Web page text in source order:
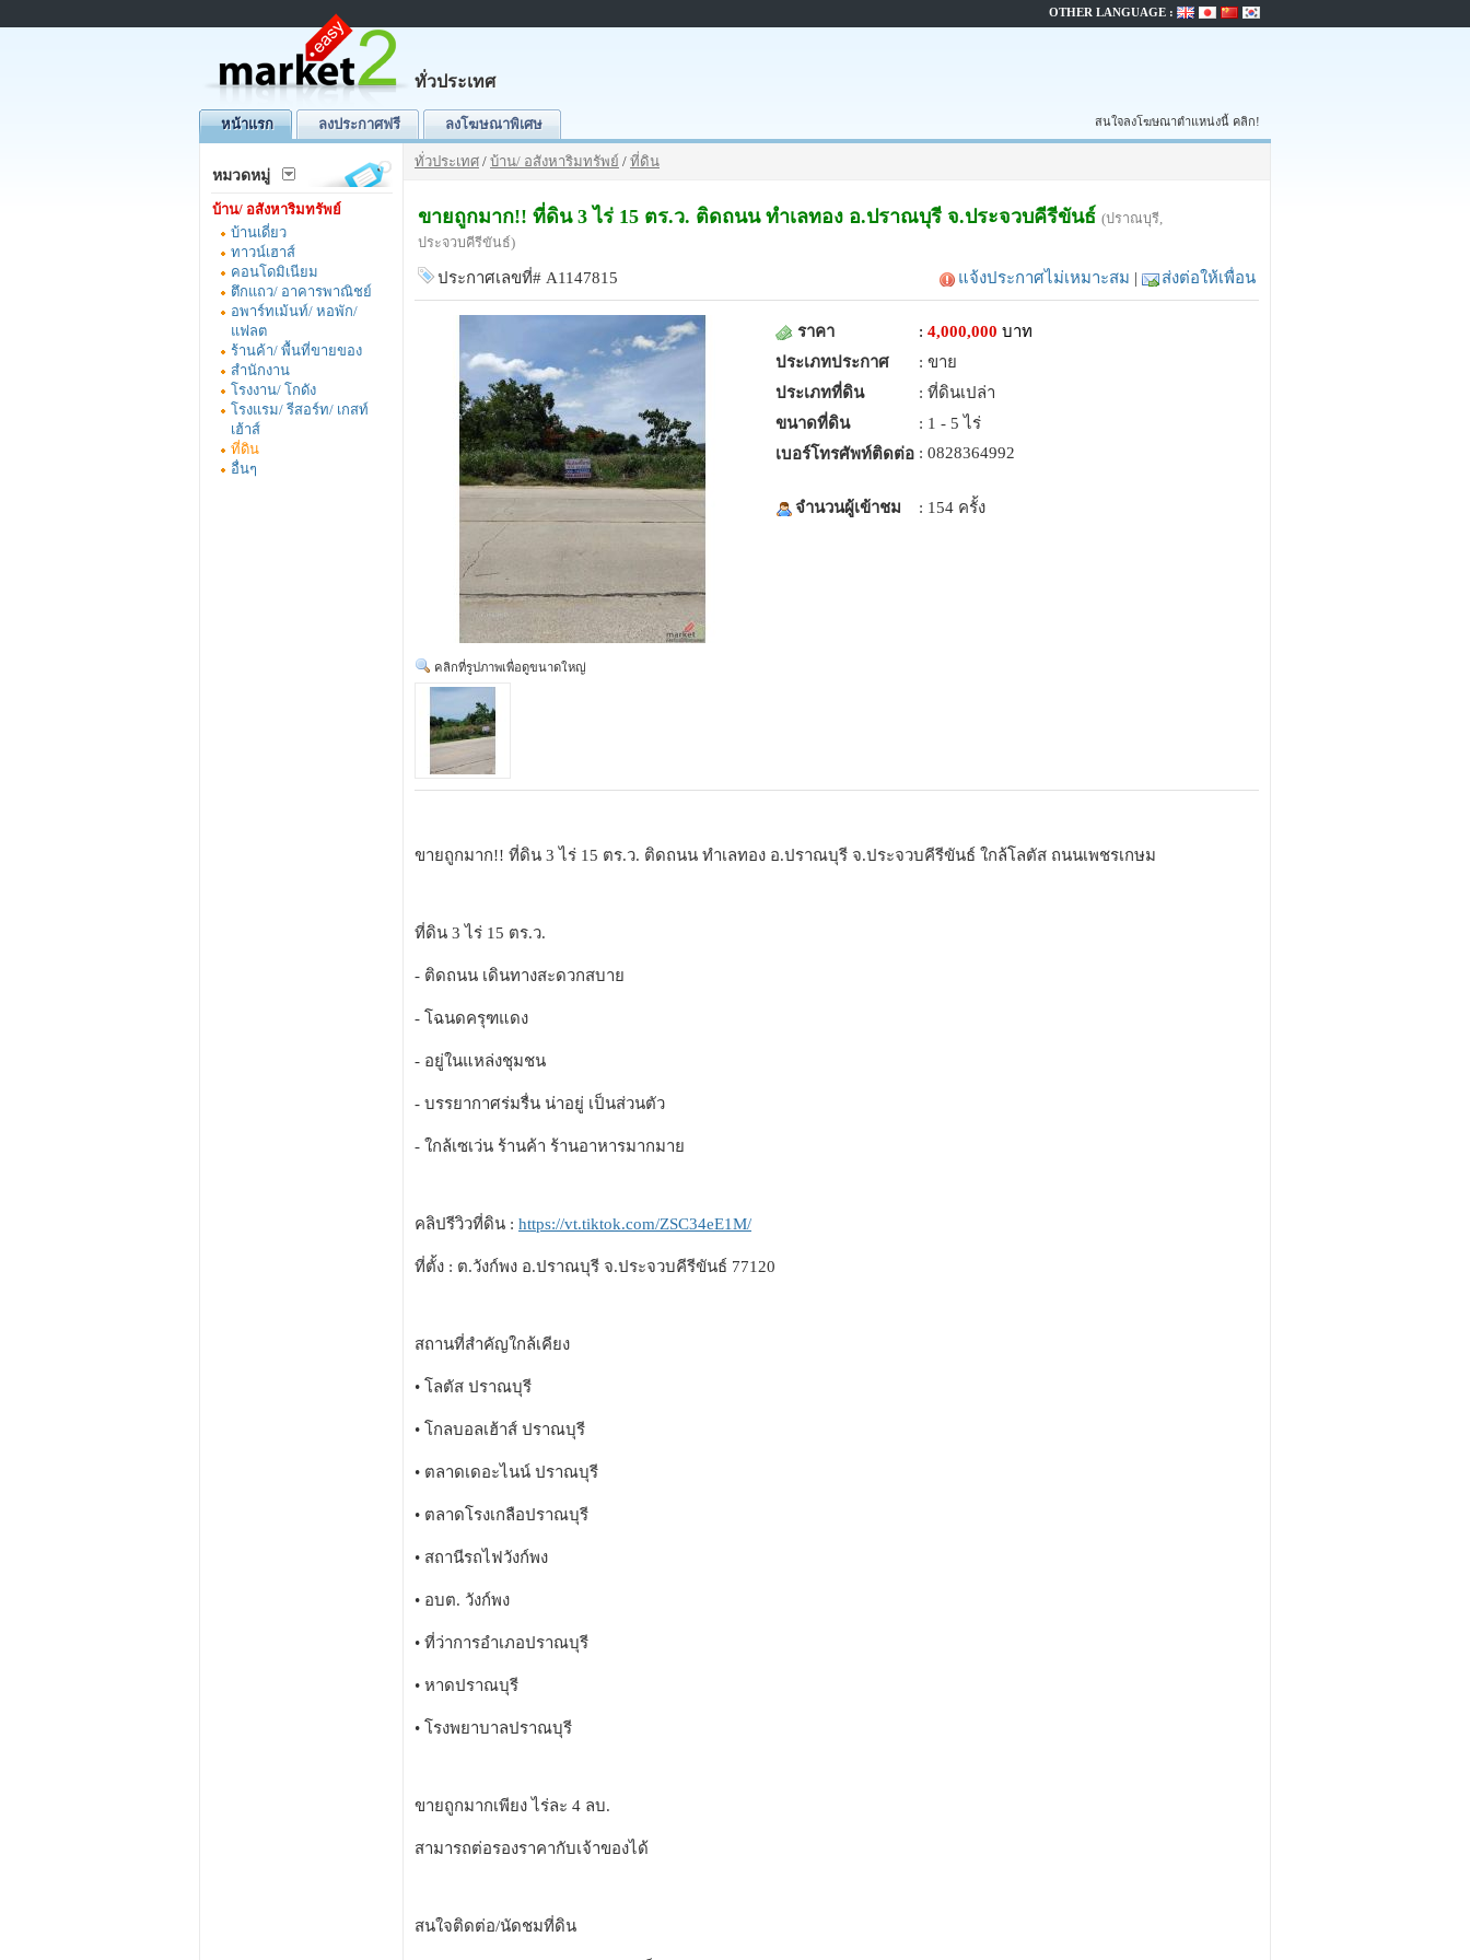
ทั่วประเทศ
สนใจลงโฆษณาตำแหน่งนี้ คลิก!
หน้าแรก ลงประกาศฟรี ลงโฆษณาพิเศษ
OTHER LANGUAGE :
หมวดหมู่
บ้าน/ อสังหาริมทรัพย์
บ้านเดี่ยว
ทาวน์เฮาส์
คอนโดมิเนียม
ตึกแถว/ อาคารพาณิชย์
อพาร์ทเม้นท์/ หอพัก/
แฟลต
ร้านค้า/ พื้นที่ขายของ
สำนักงาน
โรงงาน/ โกดัง
โรงแรม/ รีสอร์ท/ เกสท์
เฮ้าส์
ที่ดิน
อื่นๆ
ทั่วประเทศ / บ้าน/ อสังหาริมทรัพย์ / ที่ดิน
ขายถูกมาก!! ที่ดิน 3 ไร่ 15 ตร.ว. ติดถนน ทำเลทอง อ.ปราณบุรี จ.ประจวบคีรีขันธ์ (ปราณบุรี,
ประจวบคีรีขันธ์)
ประกาศเลขที่# A1147815 แจ้งประกาศไม่เหมาะสม | ส่งต่อให้เพื่อน
ราคา : 4,000,000 บาท
ประเภทประกาศ
: ขาย
ประเภทที่ดิน
: ที่ดินเปล่า
ขนาดที่ดิน
: 1 - 5 ไร่
เบอร์โทรศัพท์ติดต่อ : 0828364992
จำนวนผู้เข้าชม : 154 ครั้ง
คลิกที่รูปภาพเพื่อดูขนาดใหญ่
ขายถูกมาก!! ที่ดิน 3 ไร่ 15 ตร.ว. ติดถนน ทำเลทอง อ.ปราณบุรี จ.ประจวบคีรีขันธ์ ใกล้โลตัส ถนนเพชรเกษม
ที่ดิน 3 ไร่ 15 ตร.ว.
- ติดถนน เดินทางสะดวกสบาย
- โฉนดครุฑแดง
- อยู่ในแหล่งชุมชน
- บรรยากาศร่มรื่น น่าอยู่ เป็นส่วนตัว
- ใกล้เซเว่น ร้านค้า ร้านอาหารมากมาย
คลิปรีวิวที่ดิน : https://vt.tiktok.com/ZSC34eE1M/
ที่ตั้ง : ต.วังก์พง อ.ปราณบุรี จ.ประจวบคีรีขันธ์ 77120
สถานที่สำคัญใกล้เคียง
• โลตัส ปราณบุรี
• โกลบอลเฮ้าส์ ปราณบุรี
• ตลาดเดอะไนน์ ปราณบุรี
• ตลาดโรงเกลือปราณบุรี
• สถานีรถไฟวังก์พง
• อบต. วังก์พง
• ที่ว่าการอำเภอปราณบุรี
• หาดปราณบุรี
• โรงพยาบาลปราณบุรี
ขายถูกมากเพียง ไร่ละ 4 ลบ.
สามารถต่อรองราคากับเจ้าของได้
สนใจติดต่อ/นัดชมที่ดิน